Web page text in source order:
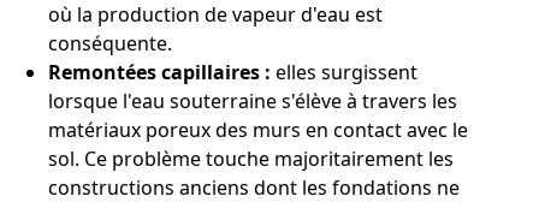
où la production de vapeur d'eau est
conséquente.
Remontées capillaires : elles surgissent
lorsque l'eau souterraine s'élève à travers les
matériaux poreux des murs en contact avec le
sol. Ce problème touche majoritairement les
constructions anciens dont les fondations ne